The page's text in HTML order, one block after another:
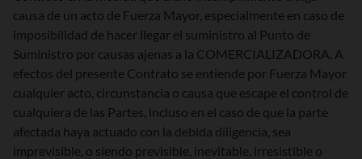
causa de un acto de Fuerza Mayor, especialmente en caso de
imposibilidad de hacer llegar el suministro al Punto de
Suministro por causas ajenas a la COMERCIALIZADORA. A
efectos del presente Contrato se entiende por Fuerza Mayor
cualquier acto, circunstancia o causa que escape el control de
cualquiera de las Partes, incluso en el caso de que la parte
afectada haya actuado con la debida diligencia, sea
imprevisible, o siendo previsible, inevitable, irresistible o